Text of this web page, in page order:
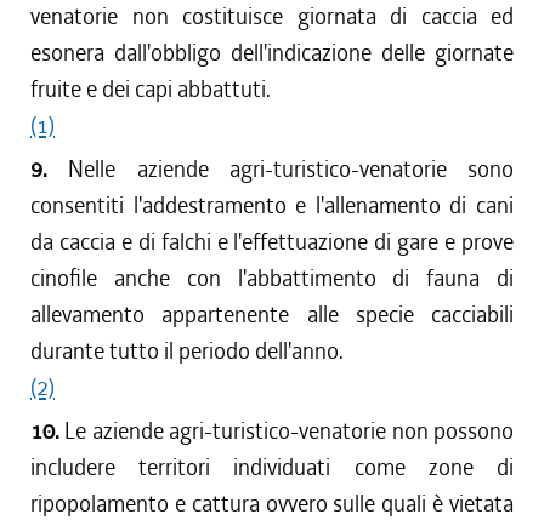
venatorie non costituisce giornata di caccia ed
esonera dall'obbligo dell'indicazione delle giornate
fruite e dei capi abbattuti.
(1)
9. Nelle aziende agri-turistico-venatorie sono
consentiti l'addestramento e l'allenamento di cani
da caccia e di falchi e l'effettuazione di gare e prove
cinofile anche con l'abbattimento di fauna di
allevamento appartenente alle specie cacciabili
durante tutto il periodo dell'anno.
(2)
10. Le aziende agri-turistico-venatorie non possono
includere territori individuati come zone di
ripopolamento e cattura ovvero sulle quali è vietata